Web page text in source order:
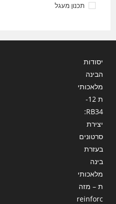
תכנון מעגל
יסודות
הבינה
מלאכותי
ת 12-
RB34:
יצירת
סרטונים
בעזרת
בינה
מלאכותי
ת – מזה
reinforc